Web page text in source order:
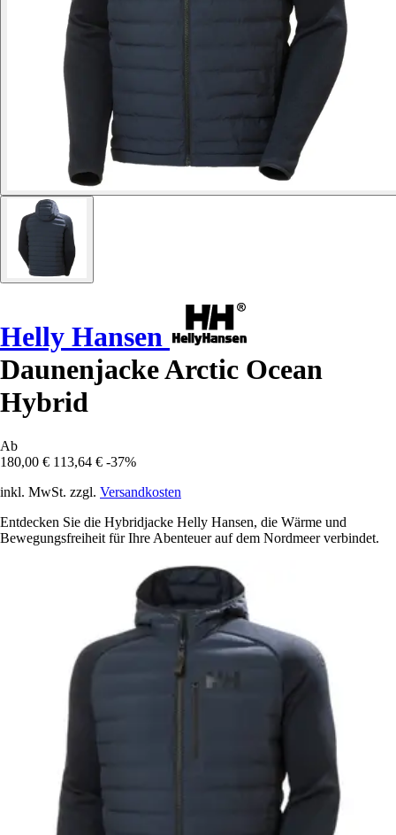
Helly Hansen
Daunenjacke Arctic Ocean
Hybrid
Ab
180,00 € 113,64 € -37%
inkl. MwSt. zzgl. Versandkosten
Entdecken Sie die Hybridjacke Helly Hansen, die Wärme und
Bewegungsfreiheit für Ihre Abenteuer auf dem Nordmeer verbindet.